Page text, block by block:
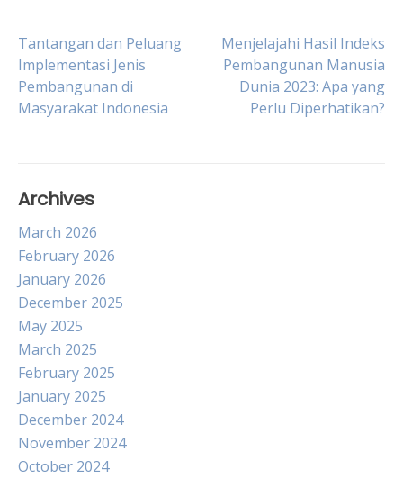
Post
navigation
Tantangan dan Peluang
Implementasi Jenis
Pembangunan di
Masyarakat Indonesia
Menjelajahi Hasil Indeks
Pembangunan Manusia
Dunia 2023: Apa yang
Perlu Diperhatikan?
Archives
March 2026
February 2026
January 2026
December 2025
May 2025
March 2025
February 2025
January 2025
December 2024
November 2024
October 2024